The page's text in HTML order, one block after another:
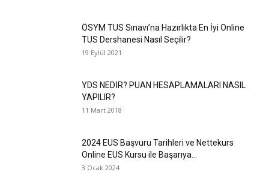
ÖSYM TUS Sınavı’na Hazırlıkta En İyi Online
TUS Dershanesi Nasıl Seçilir?
19 Eylül 2021
YDS NEDİR? PUAN HESAPLAMALARI NASIL
YAPILIR?
11 Mart 2018
2024 EUS Başvuru Tarihleri ve Nettekurs
Online EUS Kursu ile Başarıya...
3 Ocak 2024